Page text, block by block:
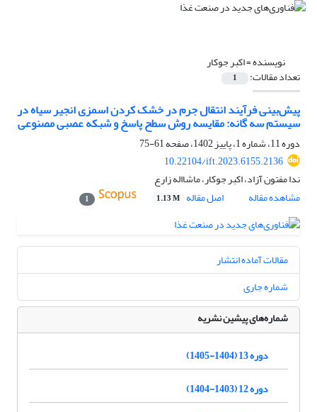
نویسنده =اکبر جوکار
تعداد مقالات: 1
پیش‌بینی فرآیند انتقال جرم در خشک کردن اسمزی انجیر سیاه در
سیستم سه گانه: مقایسه روش سطح پاسخ و شبکه عصبی مصنوعی
دوره 11، شماره 1، پاییز 1402، صفحه
61-75
10.22104/ift.2023.6155.2136
ندا مفتون آزاد، اکبر جوکار، ماشااله زارع
مشاهده مقاله
اصل مقاله 1.13 M
1
مقالات آماده انتشار
شماره جاری
شماره‌های پیشین نشریه
دوره 13 (1404-1405)
دوره 12 (1403-1404)